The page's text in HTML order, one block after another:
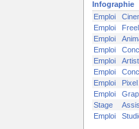
Infographie
Emploi
Emploi
Emploi
Emploi
Emploi
Emploi
Emploi
Emploi
Stage
Emploi